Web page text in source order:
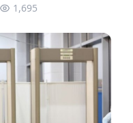
1,695